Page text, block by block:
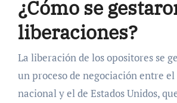
¿Cómo se
liberaciones?
La liberación de los opositores se
un proceso de negociación entre
nacional y el de Estados Unidos,